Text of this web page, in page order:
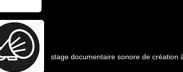
stage documentaire sonore de création